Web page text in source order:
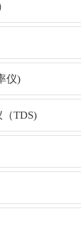
仪)
TDS)